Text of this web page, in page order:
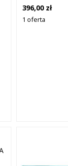
396,00 zł
1 oferta